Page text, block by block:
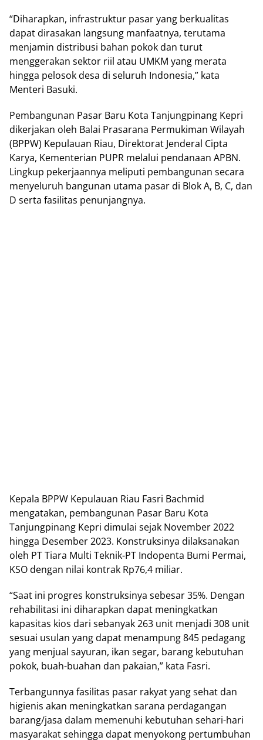
“Diharapkan, infrastruktur pasar yang berkualitas
dapat dirasakan langsung manfaatnya, terutama
menjamin distribusi bahan pokok dan turut
menggerakan sektor riil atau UMKM yang merata
hingga pelosok desa di seluruh Indonesia,” kata
Menteri Basuki.
Pembangunan Pasar Baru Kota Tanjungpinang Kepri
dikerjakan oleh Balai Prasarana Permukiman Wilayah
(BPPW) Kepulauan Riau, Direktorat Jenderal Cipta
Karya, Kementerian PUPR melalui pendanaan APBN.
Lingkup pekerjaannya meliputi pembangunan secara
menyeluruh bangunan utama pasar di Blok A, B, C, dan
D serta fasilitas penunjangnya.
Kepala BPPW Kepulauan Riau Fasri Bachmid
mengatakan, pembangunan Pasar Baru Kota
Tanjungpinang Kepri dimulai sejak November 2022
hingga Desember 2023. Konstruksinya dilaksanakan
oleh PT Tiara Multi Teknik-PT Indopenta Bumi Permai,
KSO dengan nilai kontrak Rp76,4 miliar.
“Saat ini progres konstruksinya sebesar 35%. Dengan
rehabilitasi ini diharapkan dapat meningkatkan
kapasitas kios dari sebanyak 263 unit menjadi 308 unit
sesuai usulan yang dapat menampung 845 pedagang
yang menjual sayuran, ikan segar, barang kebutuhan
pokok, buah-buahan dan pakaian,” kata Fasri.
Terbangunnya fasilitas pasar rakyat yang sehat dan
higienis akan meningkatkan sarana perdagangan
barang/jasa dalam memenuhi kebutuhan sehari-hari
masyarakat sehingga dapat menyokong pertumbuhan